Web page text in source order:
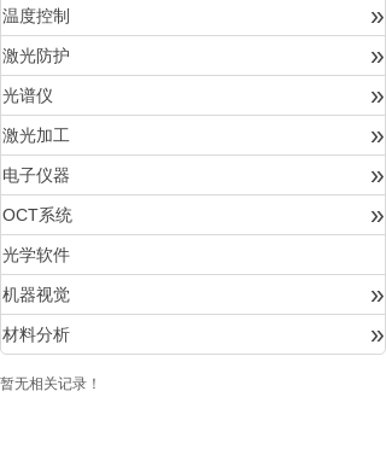
温度控制 »
激光防护 »
光谱仪 »
激光加工 »
电子仪器 »
OCT系统 »
光学软件
机器视觉 »
材料分析 »
暂无相关记录！